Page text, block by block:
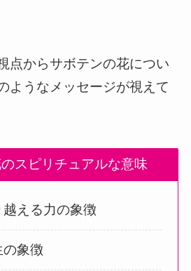
点からサボテンの花につい
ようなメッセージが視えて
スピリチュアルな意味
越える力の象徴
象徴